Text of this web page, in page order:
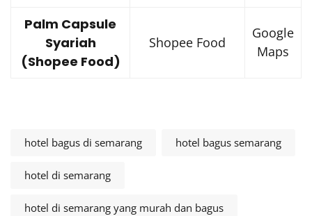
Palm Capsule
Syariah
(Shopee Food)
Shopee Food
Google
Maps
hotel bagus di semarang hotel bagus semarang
hotel di semarang
hotel di semarang yang murah dan bagus